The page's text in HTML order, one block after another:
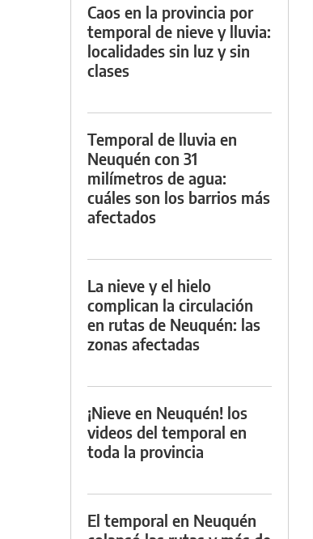
Caos en la provincia por
temporal de nieve y lluvia:
localidades sin luz y sin
clases
Temporal de lluvia en
Neuquén con 31
milímetros de agua:
cuáles son los barrios más
afectados
La nieve y el hielo
complican la circulación
en rutas de Neuquén: las
zonas afectadas
¡Nieve en Neuquén! los
videos del temporal en
toda la provincia
El temporal en Neuquén